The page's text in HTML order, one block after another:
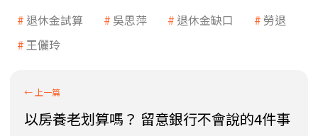
退休金試算 吳思萍 退休金缺口
勞退
王儷玲
以房養老划算嗎？ 留意銀行不會說的4件事